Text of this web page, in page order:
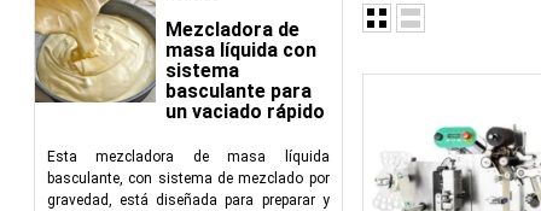
Mezcladora de
masa líquida con
sistema
basculante para
un vaciado rápido
Esta mezcladora de masa líquida
basculante, con sistema de mezclado por
gravedad, está diseñada para preparar y
producto, información
consistencia y
Marca precisa:
precisa, lo que
Cumplimiento